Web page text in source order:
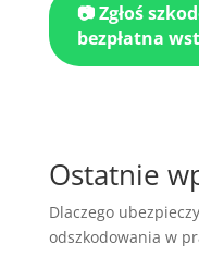
📷 Zgłoś
bezpłatna
Ostatnie
Dlaczego
odszkodowania w